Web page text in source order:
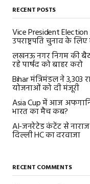
RECENT POSTS
Vice President
उपराष्ट्रपति चुनाव के
लखनऊ नगर निगम की
रहे पार्षद को बाहर करो
Bihar मंत्रिमंडल ने 3,303
योजनाओं को दी मंजूरी
Asia Cup में आज
भारत का मैच कब?
AI-जनरेटेड कंटेंट से
दिल्ली HC का दरवाजा
RECENT COMMENTS